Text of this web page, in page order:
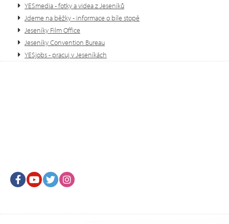
YESmedia - fotky a videa z Jeseníků
Jdeme na běžky - informace o bíle stopě
Jeseníky Film Office
Jeseníky Convention Bureau
YESjobs - pracuj v Jeseníkách
FacebookYoutubeTwitter